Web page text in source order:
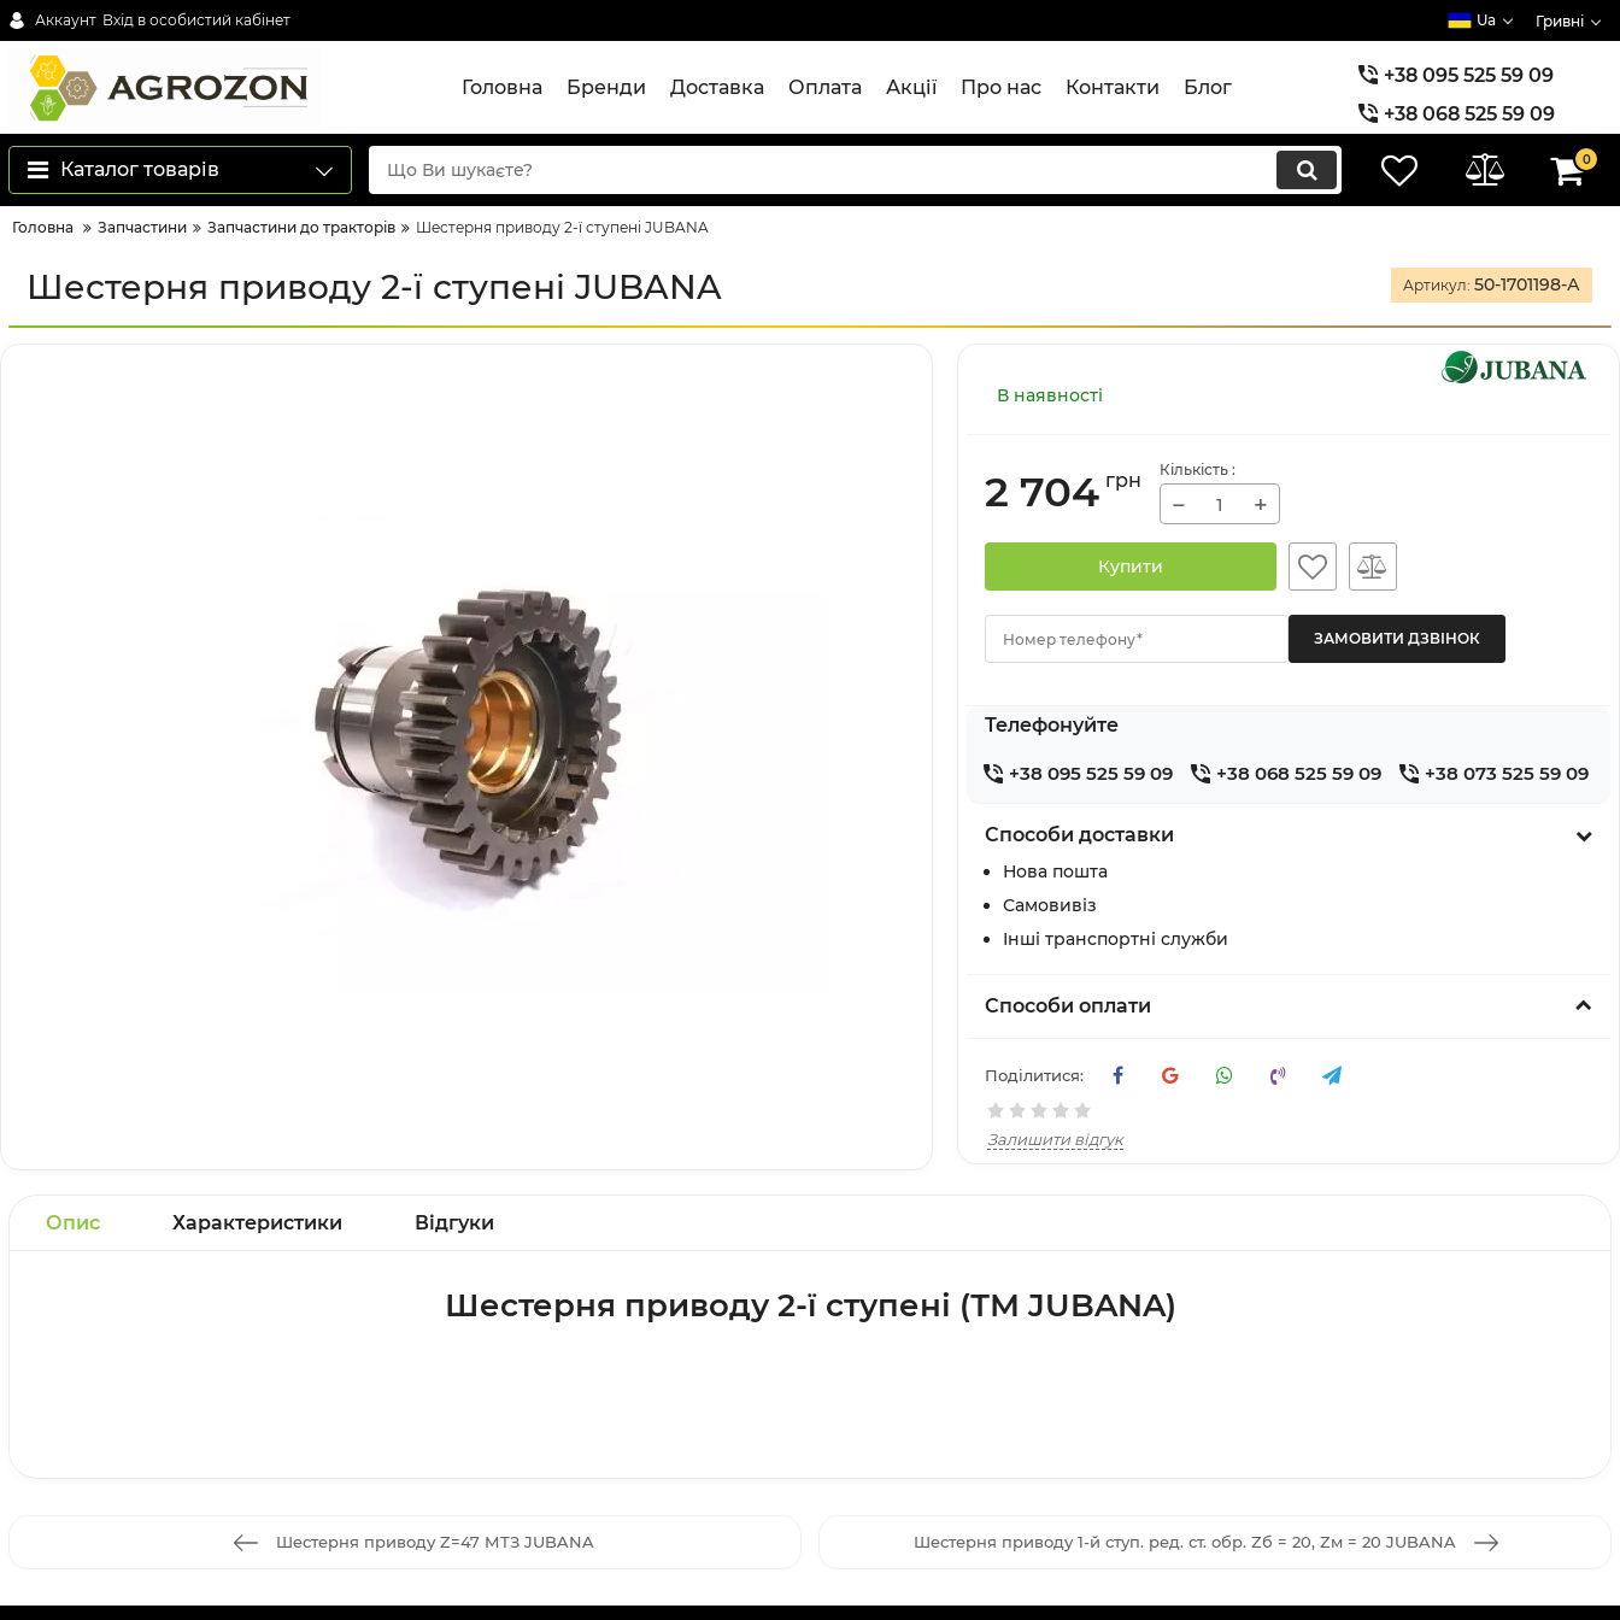
Аккаунт Вхід в особистий кабінет Ua Гривні
Головна Бренди Доставка Оплата Акції Про нас Контакти Блог
+38 095 525 59 09
+38 068 525 59 09
+38 073 525 59 09
Каталог товарів 0
Головна Запчастини Запчастини до тракторів Шестерня приводу 2-ї ступені JUBANA
Шестерня приводу 2-ї ступені JUBANA Артикул: 50-1701198-А
В наявності
2 704 грн Кількість :
− +
Купити
Номер телефону*
Телефонуйте
+38 095 525 59 09 +38 068 525 59 09 +38 073 525 59 09
Способи доставки
Нова пошта
Самовивіз
Інші транспортні служби
Способи оплати
Поділитися:
Залишити відгук
Опис Характеристики Відгуки
Шестерня приводу 2-ї ступені (ТМ JUBANA)
Шестерня приводу Z=47 МТЗ JUBANA Шестерня приводу 1-й ступ. ред. ст. обр. Zб = 20, Zм = 20 JUBANA